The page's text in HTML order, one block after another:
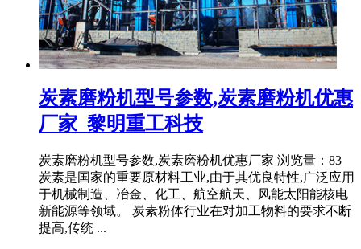
炭素磨粉机型号参数,炭素磨粉机优惠
厂家_黎明重工科技
炭素磨粉机型号参数,炭素磨粉机优惠厂家 浏览量：83
炭素是国家的重要原材料工业,由于其优良特性,广泛应用
于机械制造、冶金、化工、航空航天、风能太阳能核电
新能源等领域。 炭素粉体行业在对加工物料的要求不断
提高,传统 ...